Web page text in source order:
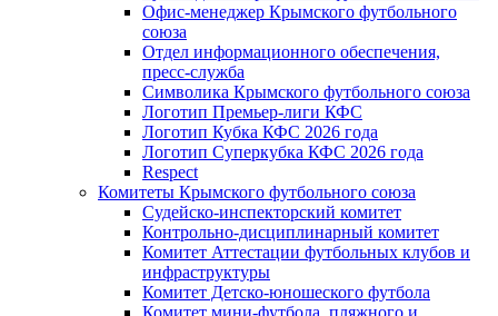
Офис-менеджер Крымского футбольного
союза
Отдел информационного обеспечения,
пресс-служба
Символика Крымского футбольного союза
Логотип Премьер-лиги КФС
Логотип Кубка КФС 2026 года
Логотип Суперкубка КФС 2026 года
Respect
Комитеты Крымского футбольного союза
Судейско-инспекторский комитет
Контрольно-дисциплинарный комитет
Комитет Аттестации футбольных клубов и
инфраструктуры
Комитет Детско-юношеского футбола
Комитет мини-футбола, пляжного и